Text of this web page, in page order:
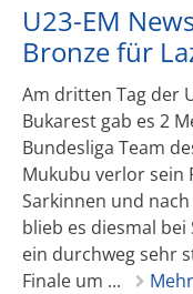
U23-EM
Bronze für
Am dritten Tag der
Bukarest gab es 2
Bundesliga Team
Mukubu verlor sein
Sarkinnen und
blieb es diesmal bei
ein durchweg sehr
Finale um ...
Mehr